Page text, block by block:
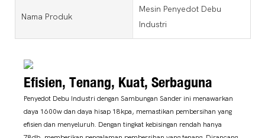
Nama Produk
Mesin Penyedot Debu
Industri
Efisien, Tenang, Kuat, Serbaguna
Penyedot Debu Industri dengan Sambungan Sander ini menawarkan
daya 1600w dan daya hisap 18kpa, memastikan pembersihan yang
efisien dan menyeluruh. Dengan tingkat kebisingan rendah hanya